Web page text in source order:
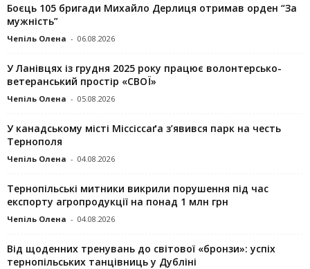
Боєць 105 бригади Михайло Дерлиця отримав орден “За
мужність”
Чепіль Олена - 06.08.2026
У Ланівцях із грудня 2025 року працює волонтерсько-
ветеранський простір «СВОЇ»
Чепіль Олена - 05.08.2026
У канадському місті Міссіссаґа з’явився парк на честь
Тернополя
Чепіль Олена - 04.08.2026
Тернопільські митники викрили порушення під час
експорту агропродукції на понад 1 млн грн
Чепіль Олена - 04.08.2026
Від щоденних тренувань до світової «бронзи»: успіх
тернопільських танцівниць у Дубліні